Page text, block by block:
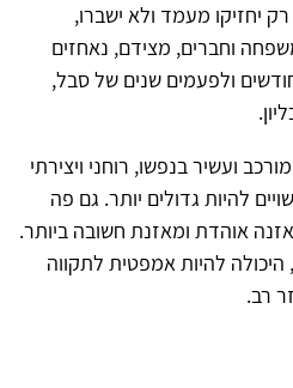
יחזיקו מעמד ולא ישברו,
וחברים, מצידם, נאחזים
ולפעמים שנים של סבל,
ועשיר בנפשו, רוחני ויצירתי
להיות גדולים יותר. גם פה
אוהדת ומאזנת חשובה ביותר.
להיות אמפטית לתקווה
רב.